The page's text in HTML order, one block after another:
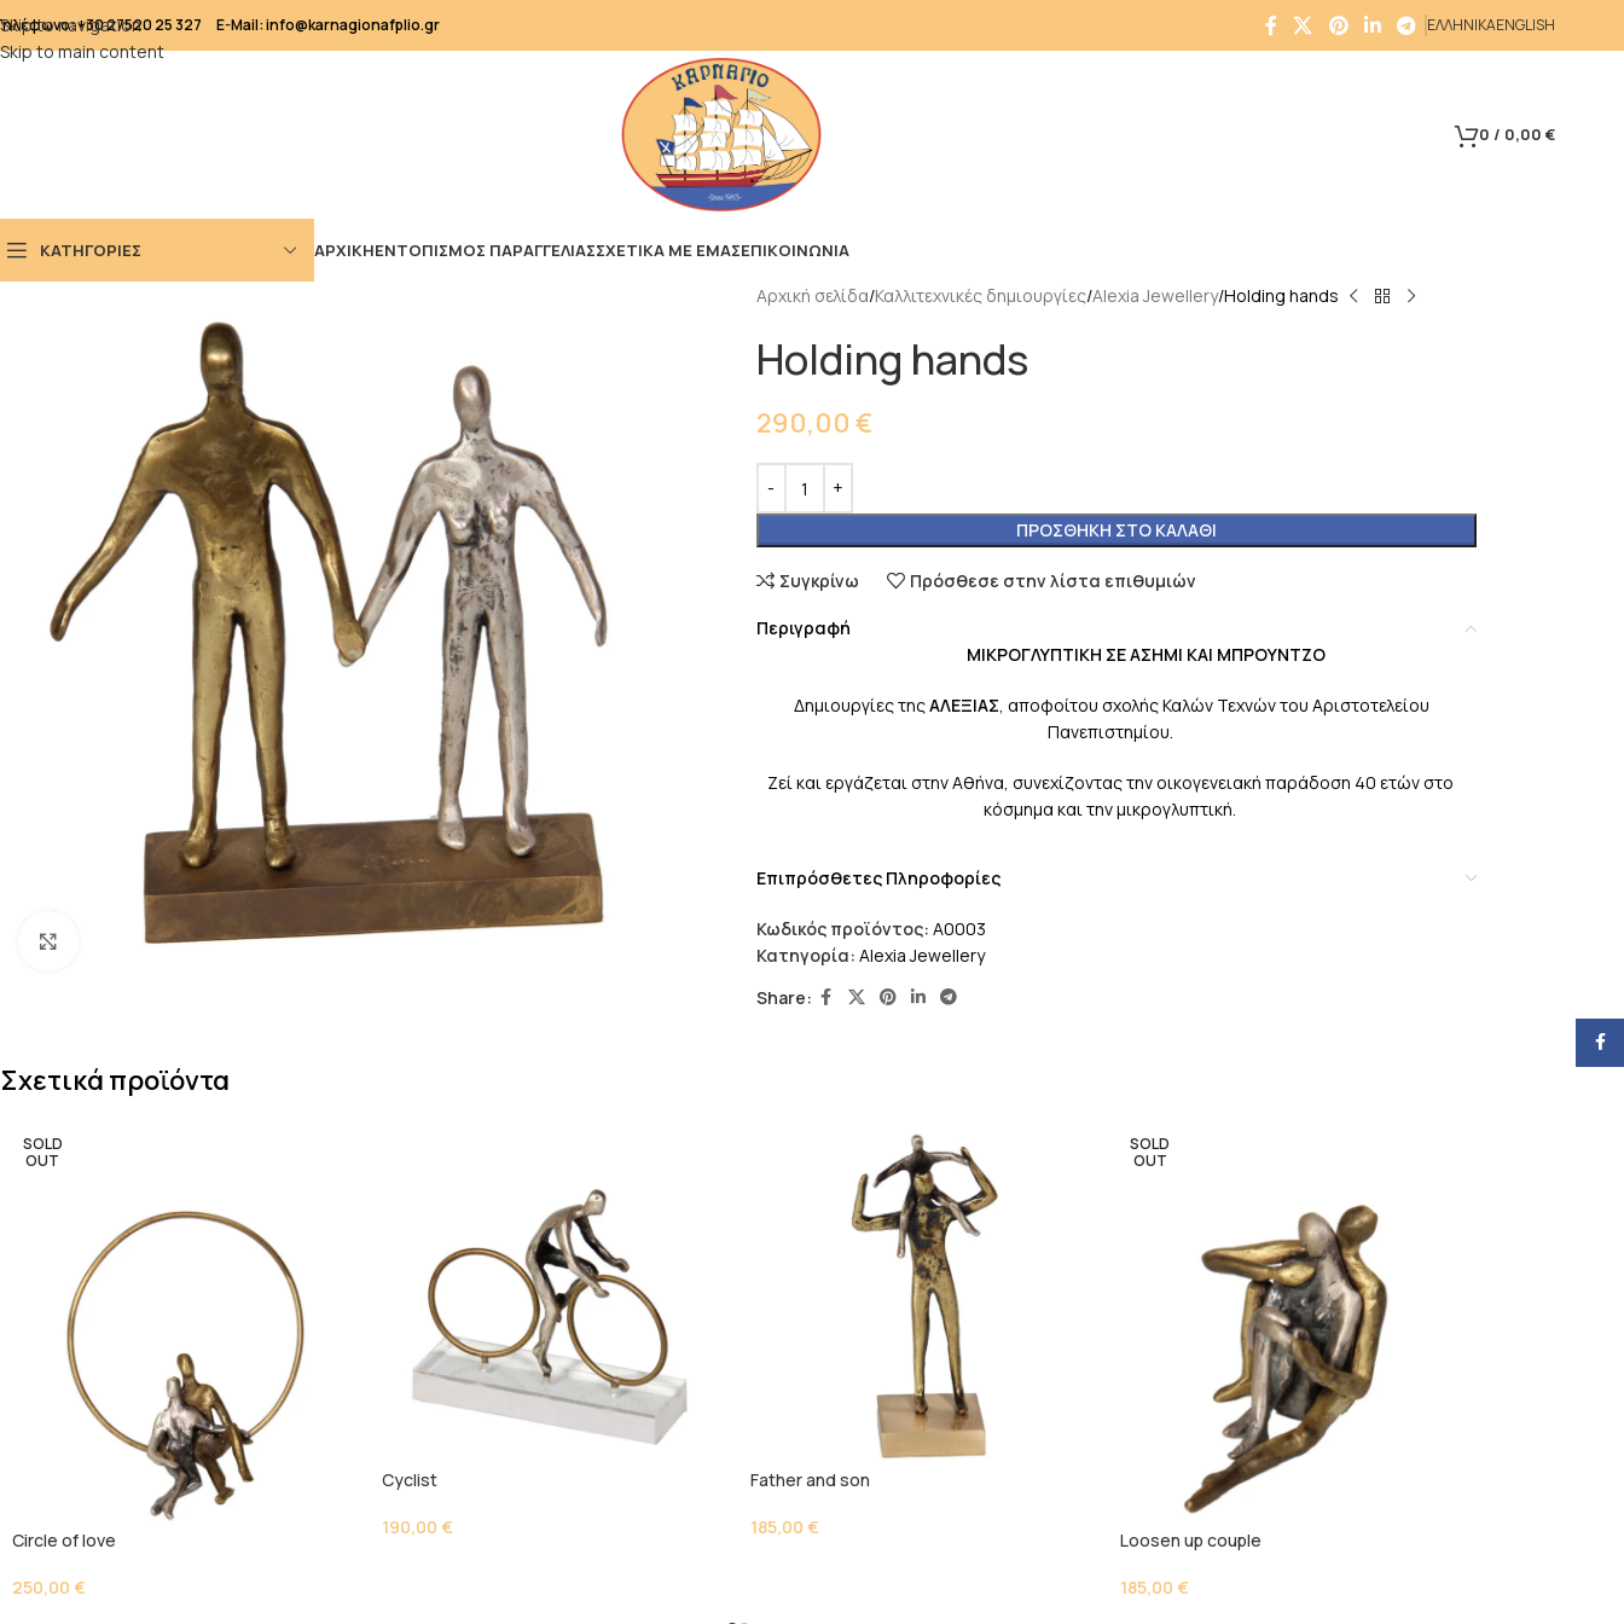
Skip to navigation
Skip to main content
+30 27520 25 327 E-Mail: info@karnagionafplio.gr ΕΛΛΗΝΙΚΑENGLISH
0 / 0,00 €
ΚΑΤΗΓΟΡΙΕΣ ΑΡΧΙΚΗΕΝΤΟΠΙΣΜΟΣ ΠΑΡΑΓΓΕΛΙΑΣΣΧΕΤΙΚΑ ΜΕ ΕΜΑΣΕΠΙΚΟΙΝΩΝΙΑ
Κάντε κλικ για μεγέθυνση
Αρχική σελίδα Καλλιτεχνικές δημιουργίες Alexia Jewellery Holding hands
Holding hands
290,00 €
ΠΡΟΣΘΉΚΗ ΣΤΟ ΚΑΛΆΘΙ
Συγκρίνω Πρόσθεσε στην λίστα επιθυμιών
Περιγραφή
ΜΙΚΡΟΓΛΥΠΤΙΚΗ ΣΕ ΑΣΗΜΙ ΚΑΙ ΜΠΡΟΥΝΤΖΟ
Δημιουργίες τηςΑΛΕΞΙΑΣ, αποφοίτου σχολής Καλών Τεχνών του Αριστοτελείου
Πανεπιστημίου.
Ζεί και εργάζεται στην Αθήνα, συνεχίζοντας την οικογενειακή παράδοση 40 ετών στο
κόσμημα και την μικρογλυπτική.
Επιπρόσθετες Πληροφορίες
Κωδικός προϊόντος: A0003
Κατηγορία: Alexia Jewellery
Share:
Σχετικά προϊόντα
SOLD
OUT
Circle of love
250,00 €
Cyclist
190,00 €
Father and son
185,00 €
SOLD
OUT
Loosen up couple
185,00 €